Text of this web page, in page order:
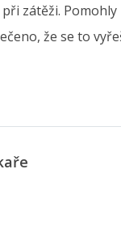
zátěži. Pomohly
že se to